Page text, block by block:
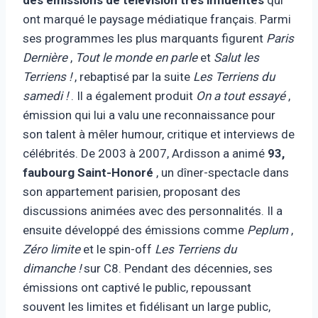
ont marqué le paysage médiatique français. Parmi
ses programmes les plus marquants figurent Paris
Dernière, Tout le monde en parleet Salut les
Terriens !, rebaptisé par la suite Les Terriens du
samedi !. Il a également produit On a tout essayé,
émission qui lui a valu une reconnaissance pour
son talent à mêler humour, critique et interviews de
célébrités. De 2003 à 2007, Ardisson a animé 93,
faubourg Saint-Honoré , un dîner-spectacle dans
son appartement parisien, proposant des
discussions animées avec des personnalités. Il a
ensuite développé des émissions comme Peplum,
Zéro limiteet le spin-off Les Terriens du
dimanche !sur C8. Pendant des décennies, ses
émissions ont captivé le public, repoussant
souvent les limites et fidélisant un large public,